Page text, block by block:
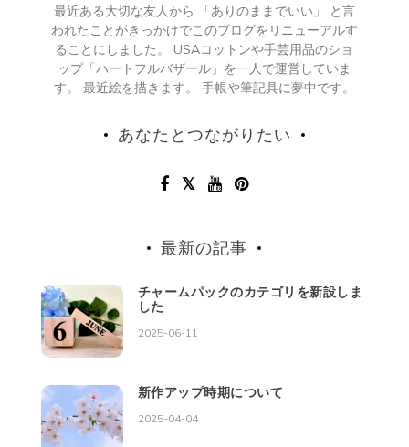
最近ある大切な友人から 「ありのままでいい」 と言
われたことがきっかけでこのブログをリニューアルす
ることにしました。 USAコットンや手芸用品のショ
ップ「ハートフルバザール」を一人で運営していま
す。 最近絵を描きます。 手帳や筆記具に夢中です。
あなたとつながりたい
最新の記事
チャームパックのカテゴリを新設しま
した
2025-06-11
新作アップ時期について
2025-04-04